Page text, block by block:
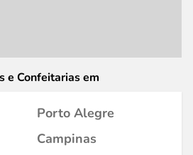
e Confeitarias em
Porto Alegre
Campinas